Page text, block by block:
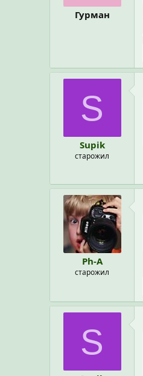
Гурман
S
Supik
старожил
Ph-A
старожил
S